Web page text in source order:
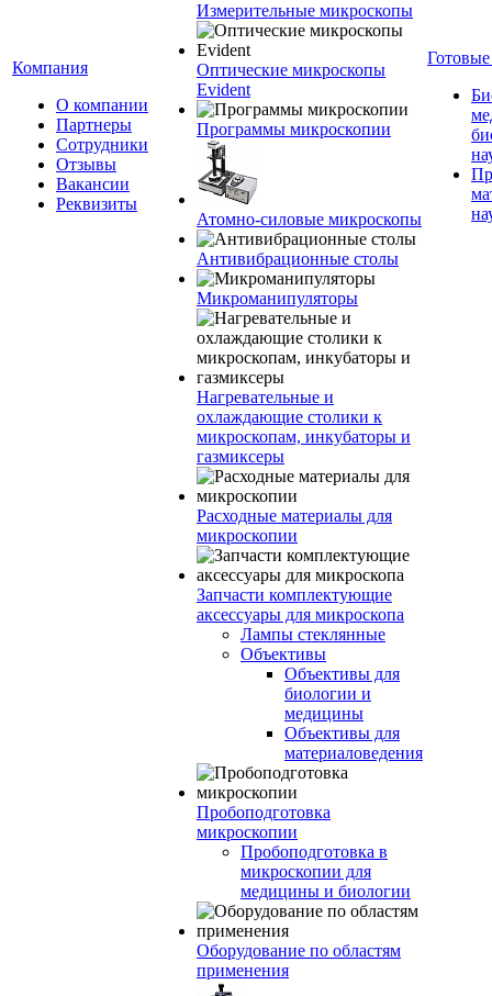
Компания
О компании
Партнеры
Сотрудники
Отзывы
Вакансии
Реквизиты
Измерительные микроскопы
Оптические микроскопы
Evident
Программы микроскопии
Атомно-силовые микроскопы
Антивибрационные столы
Микроманипуляторы
Нагревательные и
охлаждающие столики к
микроскопам, инкубаторы и
газмиксеры
Расходные материалы для
микроскопии
Запчасти комплектующие
аксессуары для микроскопа
Лампы стеклянные
Объективы
Объективы для
биологии и
медицины
Объективы для
материаловедения
Пробоподготовка
микроскопии
Пробоподготовка в
микроскопии для
медицины и биологии
Оборудование по областям
применения